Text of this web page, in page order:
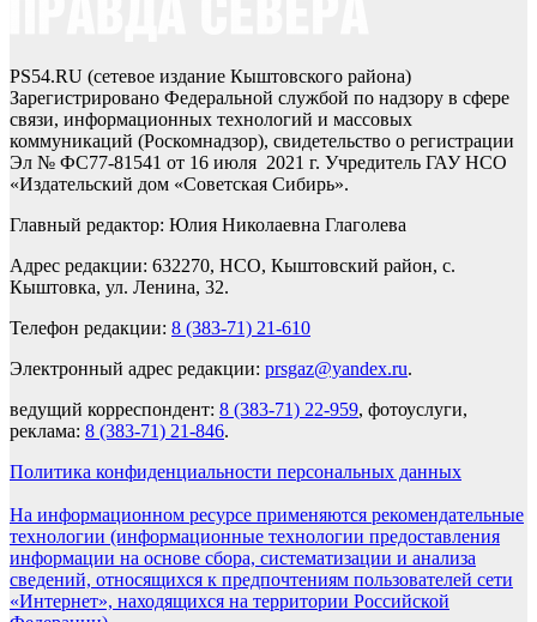
PS54.RU (сетевое издание Кыштовского района)
Зарегистрировано Федеральной службой по надзору в сфере
связи, информационных технологий и массовых
коммуникаций (Роскомнадзор), свидетельство о регистрации
Эл № ФС77-81541 от 16 июля 2021 г. Учредитель ГАУ НСО
«Издательский дом «Советская Сибирь».
Главный редактор: Юлия Николаевна Глаголева
Адрес редакции: 632270, НСО, Кыштовский район, с.
Кыштовка, ул. Ленина, 32.
Телефон редакции: 8 (383-71) 21-610
Электронный адрес редакции: prsgaz@yandex.ru.
ведущий корреспондент: 8 (383-71) 22-959, фотоуслуги,
реклама: 8 (383-71) 21-846.
Политика конфиденциальности персональных данных
На информационном ресурсе применяются рекомендательные
технологии (информационные технологии предоставления
информации на основе сбора, систематизации и анализа
сведений, относящихся к предпочтениям пользователей сети
«Интернет», находящихся на территории Российской